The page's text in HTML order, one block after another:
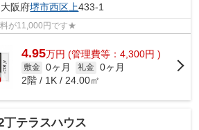
大阪府堺市西区 上433-1
が11,000円です★
4.95万円 (管理費等：4,300円 )
敷金 0ヶ月 礼金 0ヶ月
2階 / 1K / 24.00㎡
丁テラスハウス